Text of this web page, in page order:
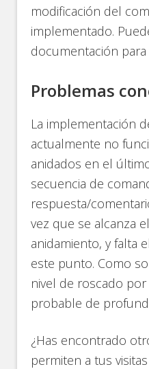
modificación del
implementado.
documentación
Problemas
La implementación
actualmente no
anidados en el
secuencia de
respuesta/
vez que se alcanza
anidamiento, y falta
este punto. Como
nivel de roscado
probable de
¿Has encontrado
permiten a tus